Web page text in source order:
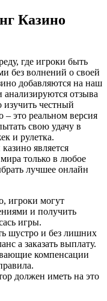
Казино
где игроки быть
без волнений о своей
добавляются на наш
анализируются отзыва
честный
это реальном версия
свою удачу в
и рулетка.
является
только в любое
лучшее онлайн
игроки могут
и получить
игры.
шустро и без лишних
а заказать выплату.
компенсации
должен иметь на это